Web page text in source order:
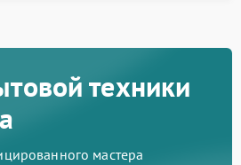
техники
мастера